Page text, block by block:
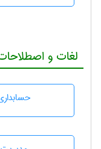
لغات و